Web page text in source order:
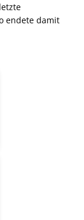
endete damit